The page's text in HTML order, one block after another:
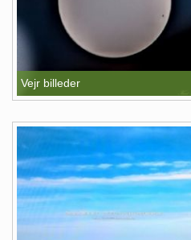
Vejr billeder